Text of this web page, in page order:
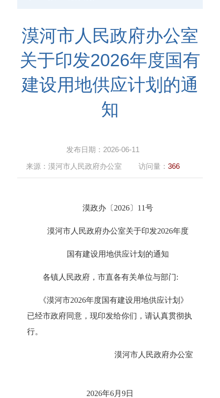
漠河市人民政府办公室
关于印发2026年度国有
建设用地供应计划的通
知
发布日期： 2026-06-11
来源： 漠河市人民政府办公室 访问量： 366
漠政办 〔 2026〕 11号
漠河市 人民政府办公室关于印发2026年度
国有建设用地供应计划的通知
各镇人民政府，市直各有关单位与部门:
《漠河市2026年度国有建设用地供应计划》
已经市政府同意，现印发给你们，请认真贯彻执
行。
漠河市人民政府办公室
2026年6月 9日